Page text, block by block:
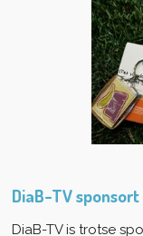
DiaB-TV
DiaB-TV is trotse